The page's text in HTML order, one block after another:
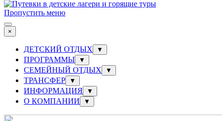
Пропустить меню
×
ДЕТСКИЙ ОТДЫХ ▼
ПРОГРАММЫ ▼
СЕМЕЙНЫЙ ОТДЫХ ▼
ТРАНСФЕР ▼
ИНФОРМАЦИЯ ▼
О КОМПАНИИ ▼